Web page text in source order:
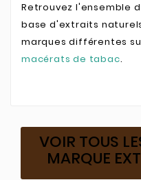
Retrouvez l'ensemble
base d'extraits
marques différentes
macérats de tabac.
VOIR TOUS
MARQUE